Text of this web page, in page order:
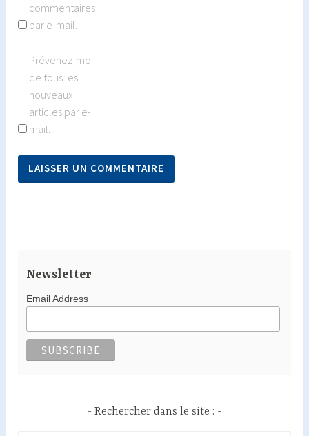
commentaires
par e-mail.
Prévenez-moi
de tous les
nouveaux
articles par e-
mail.
Newsletter
Email Address
Rechercher dans le site :